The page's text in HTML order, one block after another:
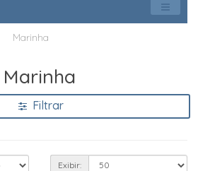
Marinha
Marinha
Filtrar
Exibir: